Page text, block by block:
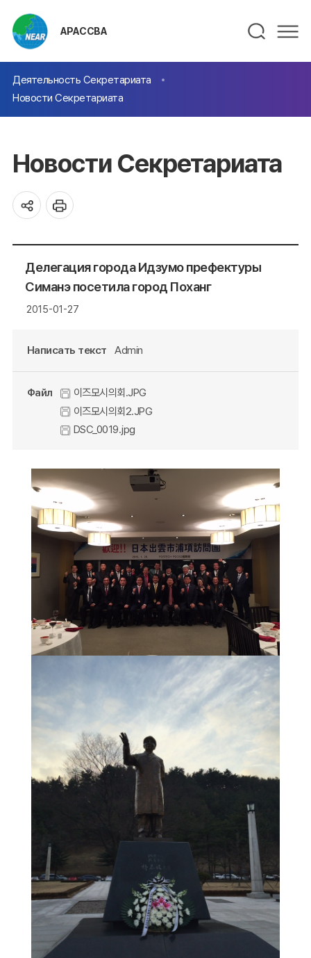
АРАССВА
Деятельность Секретариата
Новости Секретариата
Новости Секретариата
Делегация города Идзумо префектуры
Симанэ посетила город Поханг
2015-01-27
Написать текст Admin
Файл
이즈모시의회.JPG
이즈모시의회2.JPG
DSC_0019.jpg